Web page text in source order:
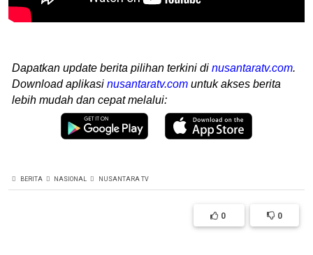
Dapatkan update berita pilihan terkini di nusantaratv.com.
Download aplikasi nusantaratv.com untuk akses berita
lebih mudah dan cepat melalui:
BERITA NASIONAL NUSANTARA TV
0 0